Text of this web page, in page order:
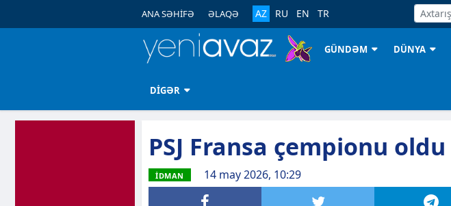
ANA SƏHİFƏ ƏLAQƏ AZ RU EN TR
GÜNDƏM DÜNYA
DİGƏR
PSJ Fransa çempionu oldu
İDMAN 14 may 2026, 10:29